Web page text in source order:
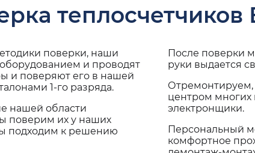
поверки, наши
и проводят
и поверяют его в нашей
1-го разряда.
нашей области
поверим их у наших
подходим к решению
После поверки
руки выдается
центром многих
электронщики.
Персональный
комфортное